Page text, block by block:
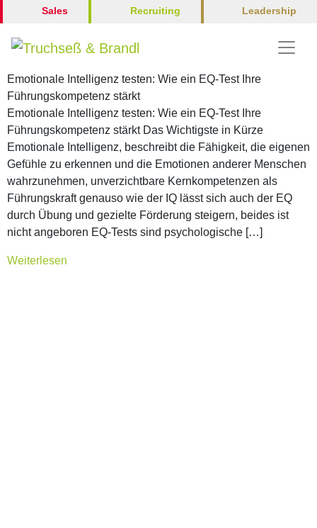
Sales Recruiting Leadership
Emotionale Intelligenz testen: Wie ein EQ-Test Ihre
Führungskompetenz stärkt
Emotionale Intelligenz testen: Wie ein EQ-Test Ihre
Führungskompetenz stärkt Das Wichtigste in Kürze
Emotionale Intelligenz, beschreibt die Fähigkeit, die eigenen
Gefühle zu erkennen und die Emotionen anderer Menschen
wahrzunehmen, unverzichtbare Kernkompetenzen als
Führungskraft genauso wie der IQ lässt sich auch der EQ
durch Übung und gezielte Förderung steigern, beides ist
nicht angeboren EQ-Tests sind psychologische […]
Weiterlesen